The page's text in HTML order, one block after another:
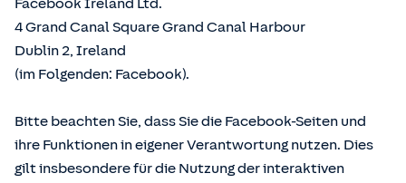
Facebook Ireland Ltd.
4 Grand Canal Square Grand Canal Harbour
Dublin 2, Ireland
(im Folgenden: Facebook).
Bitte beachten Sie, dass Sie die Facebook-Seiten und
ihre Funktionen in eigener Verantwortung nutzen. Dies
gilt insbesondere für die Nutzung der interaktiven